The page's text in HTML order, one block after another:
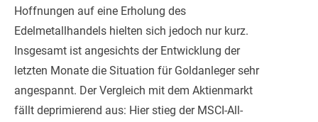
Hoffnungen auf eine Erholung des
Edelmetallhandels hielten sich jedoch nur kurz.
Insgesamt ist angesichts der Entwicklung der
letzten Monate die Situation für Goldanleger sehr
angespannt. Der Vergleich mit dem Aktienmarkt
fällt deprimierend aus: Hier stieg der MSCI-All-